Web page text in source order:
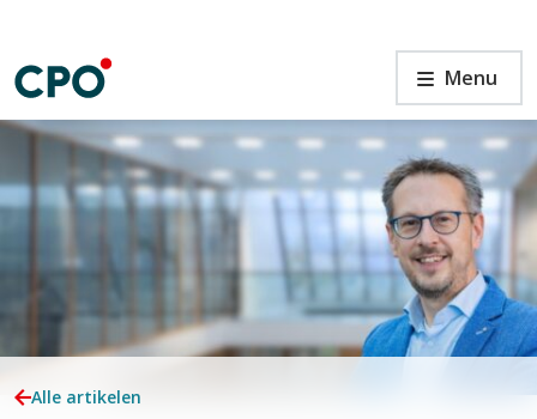
de
inhoud
“Een
curator
moet
belangen
in
houden”
Menu
Alle artikelen